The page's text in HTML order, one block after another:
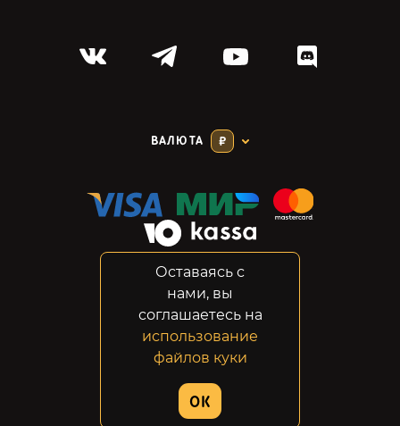
ВАЛЮТА ₽
Конфиденциальность
Возвраты
Правовая информация
© 2014-2026 GabeStore
ADN Digital Studio
Оставаясь с
нами, вы
соглашаетесь на
использование
файлов куки
OK